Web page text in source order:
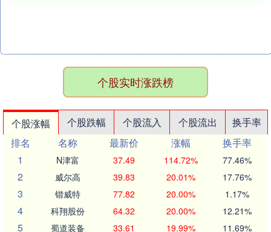
个股实时涨跌榜
个股涨幅 个股跌幅 个股流入 个股流出
换手率
排名
名称 最新价 涨幅
换手率
1
N津富 37.49 114.72% 77.46%
2 威尔高 39.83 20.01% 17.76%
3 锴威特 77.82 20.00% 1.17%
4 科翔股份 64.32 20.00% 12.21%
5 蜀道装备 33.61 19.99% 11.69%